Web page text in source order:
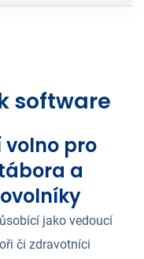
software
volno pro
a
jako vedoucí
či zdravotníci